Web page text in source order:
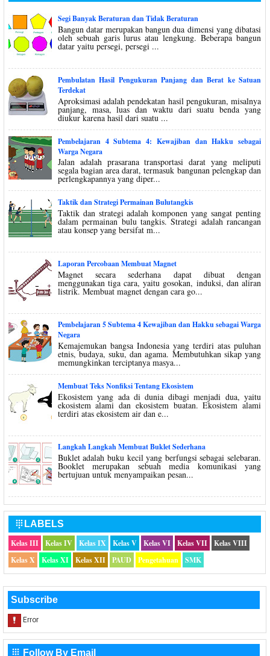
Segi Banyak Beraturan dan Tidak Beraturan
Bangun datar merupakan bangun dua dimensi yang dibatasi
oleh sebuah garis lurus atau lengkung. Beberapa bangun
datar yaitu persegi, persegi ...
Pembulatan Hasil Pengukuran Panjang dan Berat ke Satuan
Terdekat
Aproksimasi adalah pendekatan hasil pengukuran, misalnya
panjang, masa, luas dan waktu dari suatu benda yang
diukur karena hasil dari suatu ...
Pembelajaran 4 Subtema 4: Kewajiban dan Hakku sebagai
Warga Negara
Jalan adalah prasarana transportasi darat yang meliputi
segala bagian area darat, termasuk bangunan pelengkap dan
perlengkapannya yang diper...
Taktik dan Strategi Permainan Bulutangkis
Taktik dan strategi adalah komponen yang sangat penting
dalam permainan bulu tangkis. Strategi adalah rancangan
atau konsep yang bersifat m...
Laporan Percobaan Membuat Magnet
Magnet secara sederhana dapat dibuat dengan
menggunakan tiga cara, yaitu gosokan, induksi, dan aliran
listrik. Membuat magnet dengan cara go...
Pembelajaran 5 Subtema 4 Kewajiban dan Hakku sebagai Warga
Negara
Kemajemukan bangsa Indonesia yang terdiri atas puluhan
etnis, budaya, suku, dan agama. Membutuhkan sikap yang
memungkinkan terciptanya masya...
Membuat Teks Nonfiksi Tentang Ekosistem
Ekosistem yang ada di dunia dibagi menjadi dua, yaitu
ekosistem alami dan ekosistem buatan. Ekosistem alami
terdiri atas ekosistem air dan e...
Langkah Langkah Membuat Buklet Sederhana
Buklet adalah buku kecil yang berfungsi sebagai selebaran.
Booklet merupakan sebuah media komunikasi yang
bertujuan untuk menyampaikan pesan...
 LABELS
Kelas III
Kelas IV Kelas IX Kelas V Kelas VI Kelas VII
Kelas VIII
Kelas X
Kelas XI Kelas XII PAUD Pengetahuan SMK
Subscribe
 Follow By Email